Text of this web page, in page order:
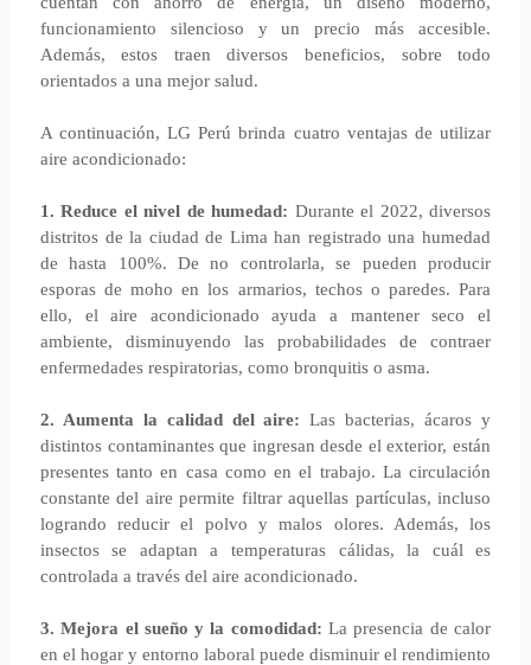
funcionamiento silencioso y un precio más accesible.
Además, estos traen diversos beneficios, sobre todo
orientados a una mejor salud.
A continuación, LG Perú brinda cuatro ventajas de utilizar
aire acondicionado:
1. Reduce el nivel de humedad: Durante el 2022, diversos
distritos de la ciudad de Lima han registrado una humedad
de hasta 100%. De no controlarla, se pueden producir
esporas de moho en los armarios, techos o paredes. Para
ello, el aire acondicionado ayuda a mantener seco el
ambiente, disminuyendo las probabilidades de contraer
enfermedades respiratorias, como bronquitis o asma.
2. Aumenta la calidad del aire: Las bacterias, ácaros y
distintos contaminantes que ingresan desde el exterior, están
presentes tanto en casa como en el trabajo. La circulación
constante del aire permite filtrar aquellas partículas, incluso
logrando reducir el polvo y malos olores. Además, los
insectos se adaptan a temperaturas cálidas, la cuál es
controlada a través del aire acondicionado.
3. Mejora el sueño y la comodidad: La presencia de calor
en el hogar y entorno laboral puede disminuir el rendimiento